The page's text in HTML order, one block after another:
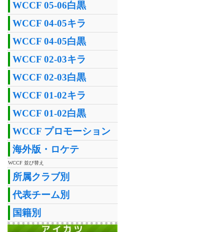
WCCF 05-06白黒
WCCF 04-05キラ
WCCF 04-05白黒
WCCF 02-03キラ
WCCF 02-03白黒
WCCF 01-02キラ
WCCF 01-02白黒
WCCF プロモーション
海外版・ロケテ
WCCF 並び替え
所属クラブ別
代表チーム別
国籍別